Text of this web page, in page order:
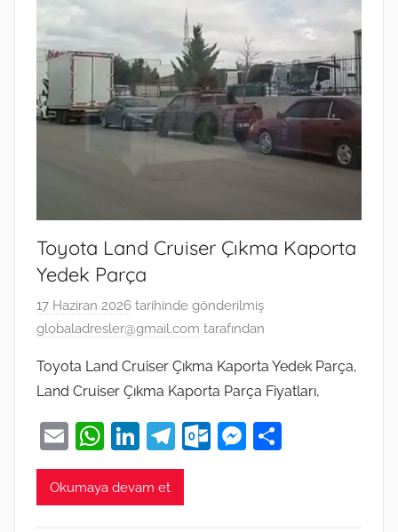
Toyota Land Cruiser Çıkma Kaporta
Yedek Parça
17 Haziran 2026 tarihinde gönderilmiş
globaladresler@gmail.com tarafından
Toyota Land Cruiser Çıkma Kaporta Yedek Parça,
Land Cruiser Çıkma Kaporta Parça Fiyatları,
E
m
ai
W
h
at
Li
n
k
T
el
O
M
Okumaya devam et